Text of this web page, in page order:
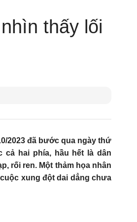
thấy lối
2023 đã bước qua ngày thứ
cả hai phía, hầu hết là dân
rối ren. Một thảm họa nhân
xung đột dai dẳng chưa